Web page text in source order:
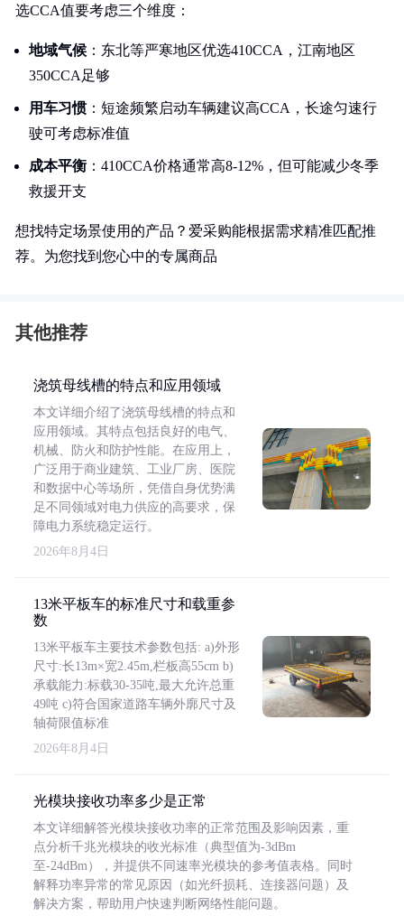
选CCA值要考虑三个维度：
地域气候 ：东北等严寒地区优选410CCA，江南地区
350CCA足够
用车习惯：短途频繁启动车辆建议高CCA，长途匀速行
驶可考虑标准值
成本平衡 ：410CCA价格通常高8-12%，但可能减少冬季
救援开支
想找特定场景使用的产品？爱采购能根据需求精准匹配推
荐。为您找到您心中的专属商品
其他推荐
浇筑母线槽的特点和应用领域
本文详细介绍了浇筑母线槽的特点和
应用领域。其特点包括良好的电气、
机械、防火和防护性能。在应用上，
广泛用于商业建筑、工业厂房、医院
和数据中心等场所，凭借自身优势满
足不同领域对电力供应的高要求，保
障电力系统稳定运行。
2026年8月4日
13米平板车的标准尺寸和载重参
数
13米平板车主要技术参数包括: a)外形
尺寸:长13m×宽2.45m,栏板高55cm b)
承载能力:标载30-35吨,最大允许总重
49吨 c)符合国家道路车辆外廓尺寸及
轴荷限值标准
2026年8月4日
光模块接收功率多少是正常
本文详细解答光模块接收功率的正常范围及影响因素，重
点分析千兆光模块的收光标准（典型值为-3dBm
至-24dBm），并提供不同速率光模块的参考值表格。同时
解释功率异常的常见原因（如光纤损耗、连接器问题）及
解决方案，帮助用户快速判断网络性能问题。